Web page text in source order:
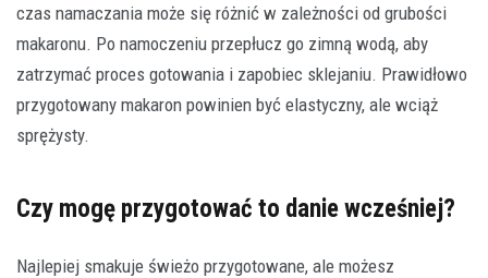
czas namaczania może się różnić w zależności od grubości
makaronu. Po namoczeniu przepłucz go zimną wodą, aby
zatrzymać proces gotowania i zapobiec sklejaniu. Prawidłowo
przygotowany makaron powinien być elastyczny, ale wciąż
sprężysty.
Czy mogę przygotować to danie wcześniej?
Najlepiej smakuje świeżo przygotowane, ale możesz